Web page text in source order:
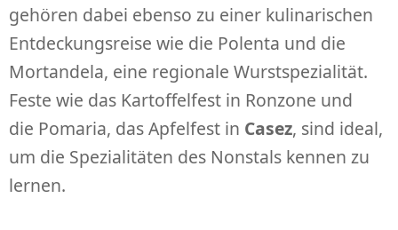
gehören dabei ebenso zu einer kulinarischen
Entdeckungsreise wie die Polenta und die
Mortandela, eine regionale Wurstspezialität.
Feste wie das Kartoffelfest in Ronzone und
die Pomaria, das Apfelfest in Casez, sind ideal,
um die Spezialitäten des Nonstals kennen zu
lernen.